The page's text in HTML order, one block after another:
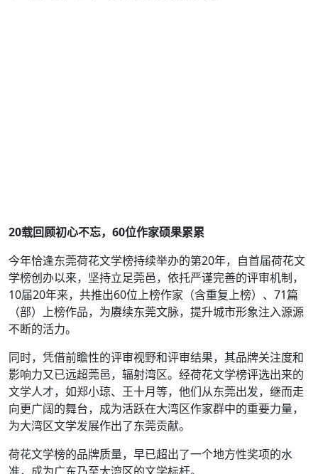
20载回顾初心不忘，60位作家硕果累累
今年恰逢东莞荷花文学榜持续举办的第20年，自首届荷花文
学榜创办以来，坚持立足莞邑，依托严谨完善的评审机制，
10届20年来，共推出60位上榜作家（含重复上榜）、71篇
（部）上榜作品，为赓续东莞文脉，提升城市形象注入源源
不断的活力。
同时，凭借前瞻性的评审视野和评审结果，其品牌关注度和
影响力又已远超莞邑，辐射湾区。经荷花文学榜评选出来的
文学人才，如郑小琼、王十月等，他们从东莞出发，继而走
向更广阔的舞台，成为活跃在大湾区作家群中的重要力量，
为大湾区文学发展作出了东莞贡献。
荷花文学榜的品牌质量，早已超出了一个地方性奖项的水